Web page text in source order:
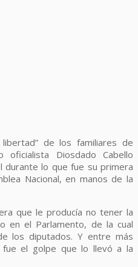
de los familiares de
Diosdado Cabello
lo que fue su primera
Nacional, en manos de la
que le producía no tener la
en el Parlamento, de la cual
los diputados. Y entre más
el golpe que lo llevó a la